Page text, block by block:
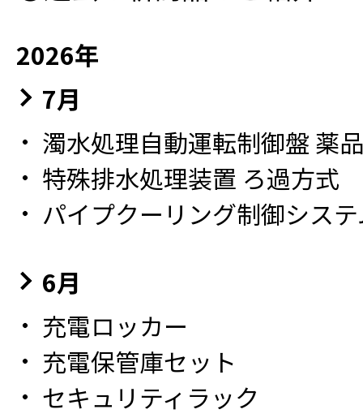
2026年
7月
濁水処理自動運転制御盤 薬
特殊排水処理装置 ろ過方式
パイプクーリング制御シス
6月
充電ロッカー
充電保管庫セット
セキュリティラック